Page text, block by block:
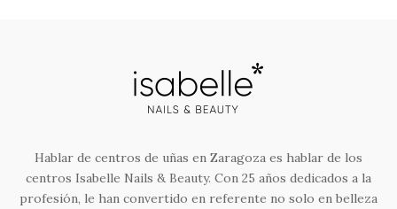
Hablar de centros de uñas en Zaragoza es hablar de los
centros Isabelle Nails & Beauty. Con 25 años dedicados a la
profesión, le han convertido en referente no solo en belleza